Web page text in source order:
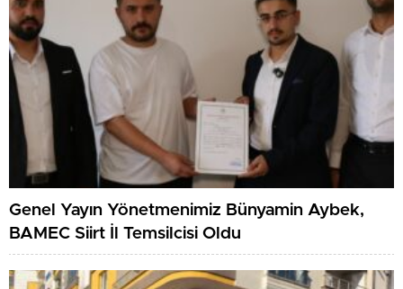
Genel Yayın Yönetmenimiz Bünyamin Aybek,
BAMEC Siirt İl Temsilcisi Oldu